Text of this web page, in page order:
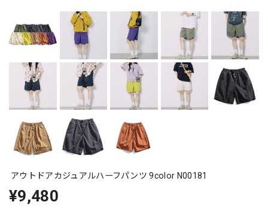
アウトドアカジュアルハーフパンツ 9color N00181
¥9,480